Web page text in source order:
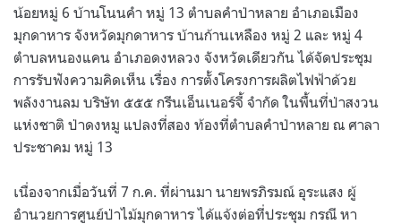
น้อยหมู่ 6 บ้านโนนคำ หมู่ 13 ตำบลคำป่าหลาย อำเภอเมือง
มุกดาหาร จังหวัดมุกดาหาร บ้านก้านเหลือง หมู่ 2 และ หมู่ 4
ตำบลหนองแคน อำเภอดงหลวง จังหวัดเดียวกัน ได้จัดประชุม
การรับฟังความคิดเห็น เรื่อง การตั้งโครงการผลิตไฟฟ้าด้วย
พลังงานลม บริษัท ๕๕๕ กรีนเอ็นเนอร์จี้ จำกัด ในพื้นที่ป่าสงวน
แห่งชาติ ป่าดงหมู แปลงที่สอง ท้องที่ตำบลคำป่าหลาย ณ ศาลา
ประชาคม หมู่ 13
เนื่องจากเมื่อวันที่ 7 ก.ค. ที่ผ่านมา นายพรภิรมณ์ อุระแสง ผู้
อำนวยการศูนย์ป่าไม้มุกดาหาร ได้แจ้งต่อที่ประชุม กรณี หา